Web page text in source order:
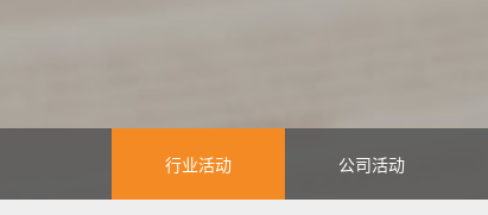
行业活动 公司活动